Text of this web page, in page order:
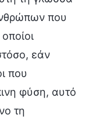
που
εάν
που
φύση, αυτό
τη